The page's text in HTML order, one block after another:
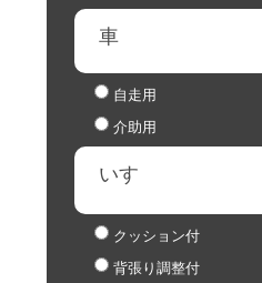
車
自走用
介助用
いす
クッション付
背張り調整付